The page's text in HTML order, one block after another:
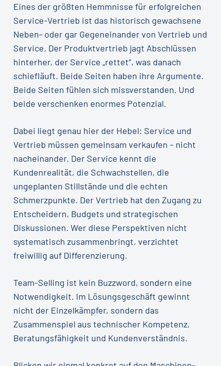
Eines der größten Hemmnisse für erfolgreichen
Service-Vertrieb ist das historisch gewachsene
Neben- oder gar Gegeneinander von Vertrieb und
Service. Der Produktvertrieb jagt Abschlüssen
hinterher, der Service „rettet“, was danach
schiefläuft. Beide Seiten haben ihre Argumente.
Beide Seiten fühlen sich missverstanden. Und
beide verschenken enormes Potenzial.
Dabei liegt genau hier der Hebel: Service und
Vertrieb müssen gemeinsam verkaufen – nicht
nacheinander. Der Service kennt die
Kundenrealität, die Schwachstellen, die
ungeplanten Stillstände und die echten
Schmerzpunkte. Der Vertrieb hat den Zugang zu
Entscheidern, Budgets und strategischen
Diskussionen. Wer diese Perspektiven nicht
systematisch zusammenbringt, verzichtet
freiwillig auf Differenzierung.
Team-Selling ist kein Buzzword, sondern eine
Notwendigkeit. Im Lösungsgeschäft gewinnt
nicht der Einzelkämpfer, sondern das
Zusammenspiel aus technischer Kompetenz,
Beratungsfähigkeit und Kundenverständnis.